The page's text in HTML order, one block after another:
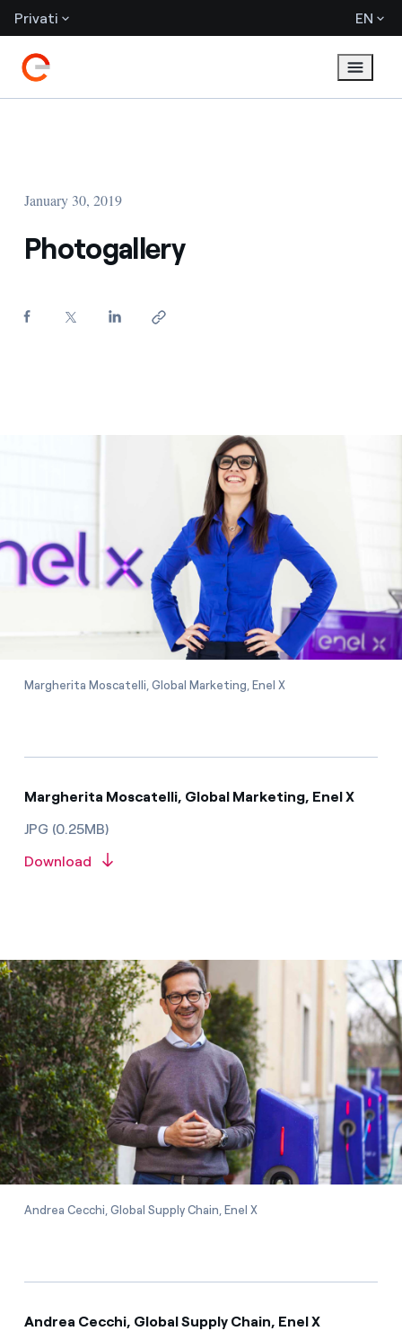
Privati EN
January 30, 2019
Photogallery
Margherita Moscatelli, Global Marketing, Enel X
Margherita Moscatelli, Global Marketing, Enel X
JPG (0.25MB)
Download
Andrea Cecchi, Global Supply Chain, Enel X
Andrea Cecchi, Global Supply Chain, Enel X